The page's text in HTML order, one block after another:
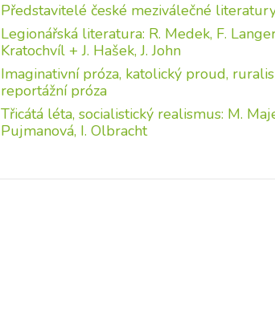
Představitelé české meziválečné
Legionářská literatura: R. Medek, F.
Kratochvíl + J. Hašek, J. John
Imaginativní próza, katolický proud,
reportážní próza
Třicátá léta, socialistický realismus: M.
Pujmanová, I. Olbracht